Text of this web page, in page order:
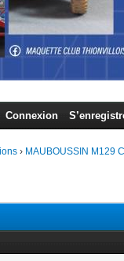
Connexion
› MAUBOUSSIN M129